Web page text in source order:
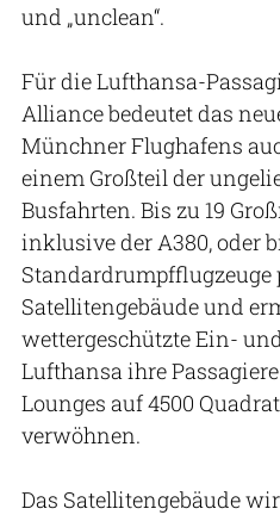
und „un­clean“.
Für die Lufthansa-
Alliance bedeutet das
Münchner Flughafens
einem Großteil der
Busfahrten. Bis zu 19
inklusive der A380, oder
Standardrumpfflugzeuge
Satellitengebäude und
wettergeschützte Ein-
Lufthansa ihre
Lounges auf 4500
verwöhnen.
Das Satellitengebäude